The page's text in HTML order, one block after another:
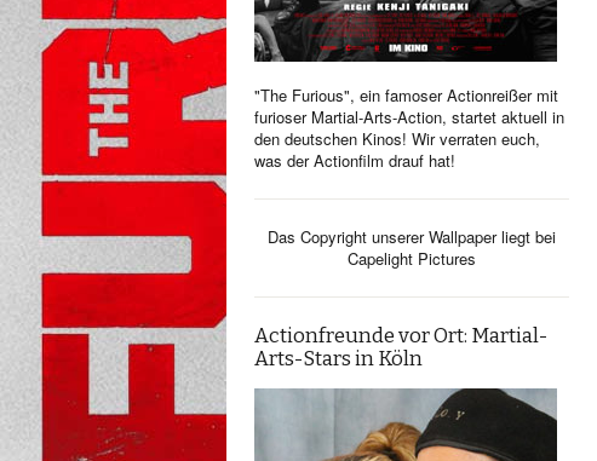
"The Furious", ein famoser Actionreißer mit
furioser Martial-Arts-Action, startet aktuell in
den deutschen Kinos! Wir verraten euch,
was der Actionfilm drauf hat!
Das Copyright unserer Wallpaper liegt bei
Capelight Pictures
Actionfreunde vor Ort: Martial-
Arts-Stars in Köln